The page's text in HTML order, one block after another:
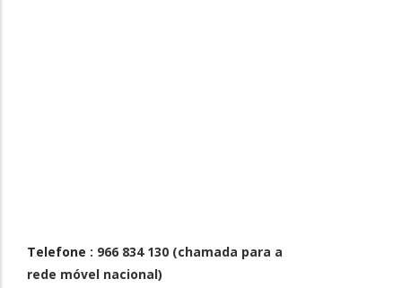
Telefone : 966 834 130 (chamada para a
rede móvel nacional)